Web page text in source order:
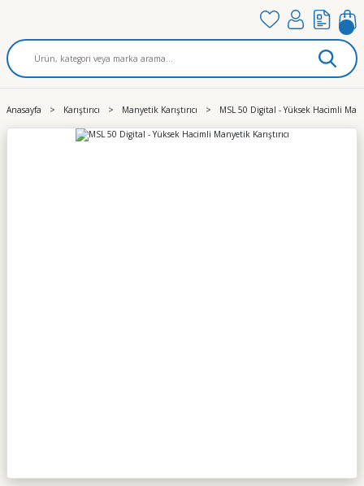
Anasayfa Karıştırıcı Manyetik Karıştırıcı MSL 50 Digital - Yüksek Hacimli